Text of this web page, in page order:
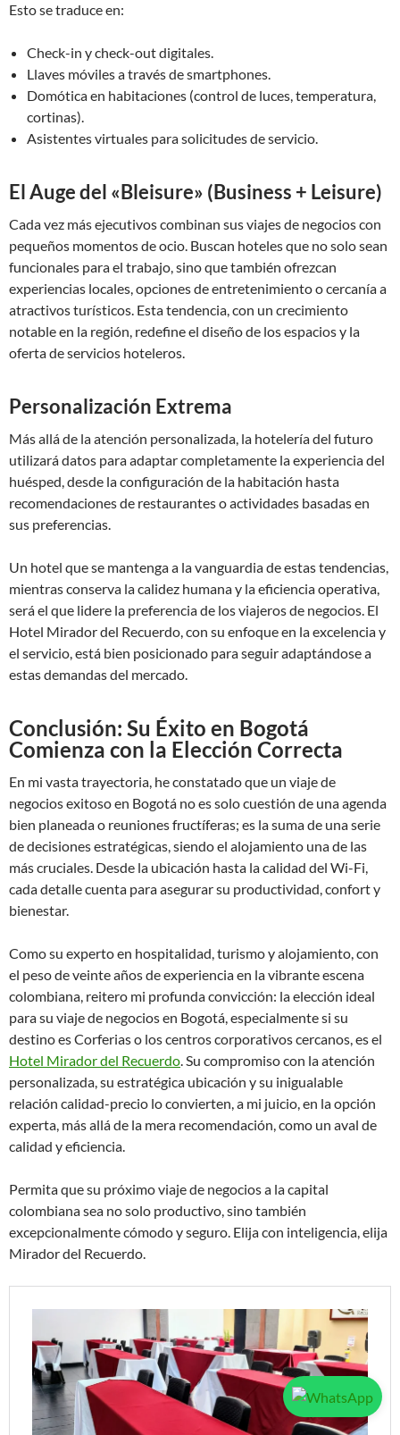
Esto se traduce en:
Check-in y check-out digitales.
Llaves móviles a través de smartphones.
Domótica en habitaciones (control de luces, temperatura,
cortinas).
Asistentes virtuales para solicitudes de servicio.
El Auge del «Bleisure» (Business + Leisure)
Cada vez más ejecutivos combinan sus viajes de negocios con
pequeños momentos de ocio. Buscan hoteles que no solo sean
funcionales para el trabajo, sino que también ofrezcan
experiencias locales, opciones de entretenimiento o cercanía a
atractivos turísticos. Esta tendencia, con un crecimiento
notable en la región, redefine el diseño de los espacios y la
oferta de servicios hoteleros.
Personalización Extrema
Más allá de la atención personalizada, la hotelería del futuro
utilizará datos para adaptar completamente la experiencia del
huésped, desde la configuración de la habitación hasta
recomendaciones de restaurantes o actividades basadas en
sus preferencias.
Un hotel que se mantenga a la vanguardia de estas tendencias,
mientras conserva la calidez humana y la eficiencia operativa,
será el que lidere la preferencia de los viajeros de negocios. El
Hotel Mirador del Recuerdo, con su enfoque en la excelencia y
el servicio, está bien posicionado para seguir adaptándose a
estas demandas del mercado.
Conclusión: Su Éxito en Bogotá
Comienza con la Elección Correcta
En mi vasta trayectoria, he constatado que un viaje de
negocios exitoso en Bogotá no es solo cuestión de una agenda
bien planeada o reuniones fructíferas; es la suma de una serie
de decisiones estratégicas, siendo el alojamiento una de las
más cruciales. Desde la ubicación hasta la calidad del Wi-Fi,
cada detalle cuenta para asegurar su productividad, confort y
bienestar.
Como su experto en hospitalidad, turismo y alojamiento, con
el peso de veinte años de experiencia en la vibrante escena
colombiana, reitero mi profunda convicción: la elección ideal
para su viaje de negocios en Bogotá, especialmente si su
destino es Corferias o los centros corporativos cercanos, es el
Hotel Mirador del Recuerdo. Su compromiso con la atención
personalizada, su estratégica ubicación y su inigualable
relación calidad-precio lo convierten, a mi juicio, en la opción
experta, más allá de la mera recomendación, como un aval de
calidad y eficiencia.
Permita que su próximo viaje de negocios a la capital
colombiana sea no solo productivo, sino también
excepcionalmente cómodo y seguro. Elija con inteligencia, elija
Mirador del Recuerdo.